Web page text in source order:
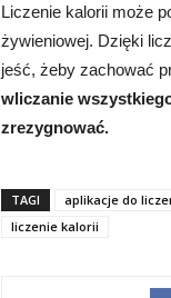
Liczenie kalorii może
żywieniowej. Dzięki
jeść, żeby zachować
wliczanie
zrezygnować.
TAGI aplikacje do
liczenie kalorii